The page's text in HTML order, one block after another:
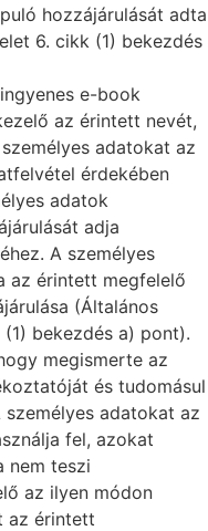
hozzájárulását adta
6. cikk (1) bekezdés
e-book
az érintett nevét,
adatokat az
érdekében
adatok
adja
A személyes
az érintett megfelelő
(Általános
bekezdés a) pont).
megismerte az
és tudomásul
adatokat az
fel, azokat
nem teszi
az ilyen módon
az érintett